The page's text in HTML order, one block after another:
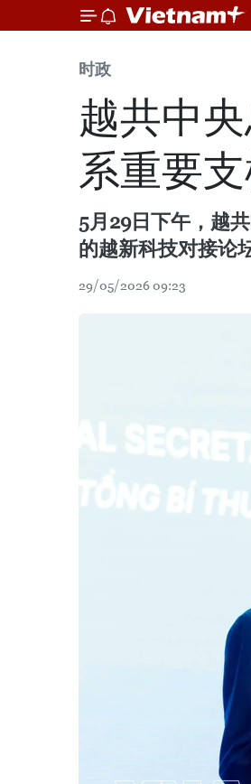
时政
越共中
系重要
5月29日下午，越
的越新科技对接论
29/05/2026 09:23